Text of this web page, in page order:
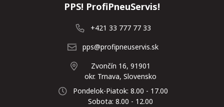
PPS! ProfiPneuServis!
+421 33 777 77 33
pps@profipneuservis.sk
Zvončín 16, 91901
okr. Trnava, Slovensko
Pondelok-Piatok: 8.00 - 17.00
Sobota: 8.00 - 12.00